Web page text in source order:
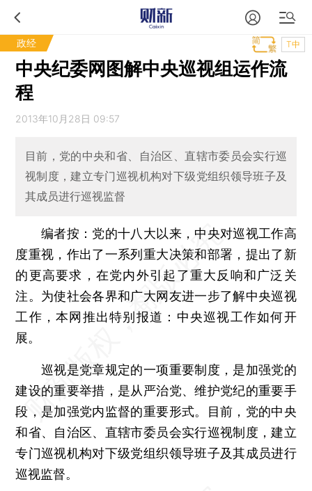
政经 T中
中央纪委网图解中央巡视组运作流
程
2013年10月28日 09:57
目前，党的中央和省、自治区、直辖市委员会实行巡
视制度，建立专门巡视机构对下级党组织领导班子及
其成员进行巡视监督
编者按：党的十八大以来，中央对巡视工作高
度重视，作出了一系列重大决策和部署，提出了新
的更高要求，在党内外引起了重大反响和广泛关
注。为使社会各界和广大网友进一步了解中央巡视
工作，本网推出特别报道：中央巡视工作如何开
展。
巡视是党章规定的一项重要制度，是加强党的
建设的重要举措，是从严治党、维护党纪的重要手
段，是加强党内监督的重要形式。目前，党的中央
和省、自治区、直辖市委员会实行巡视制度，建立
专门巡视机构对下级党组织领导班子及其成员进行
巡视监督。